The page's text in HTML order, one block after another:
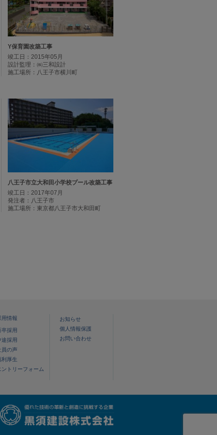
Y保育園改築工事
竣工日：2015年05月
設計監理：㈱三和設計
施工場所：八王子市横川町
八王子市立大和田小学校プール改築工事
竣工日：2017年07月
発注者：八王子市
施工場所：東京都八王子市大和田町
用情報
卒採用
途採用
員の声
利厚生
ントリーフォーム
お知らせ
個人情報保護
お問い合わせ